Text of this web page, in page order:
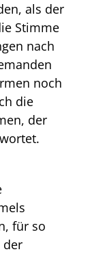
als der
Stimme
nach
noch
die
der
für so
der